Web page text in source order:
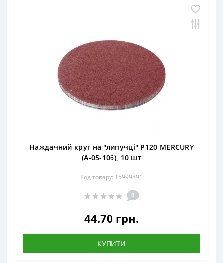
Наждачний круг на "липучці" Р120 MERCURY
(А-05-106), 10 шт
Код товару: 15999891
0
44.70 грн.
КУПИТИ